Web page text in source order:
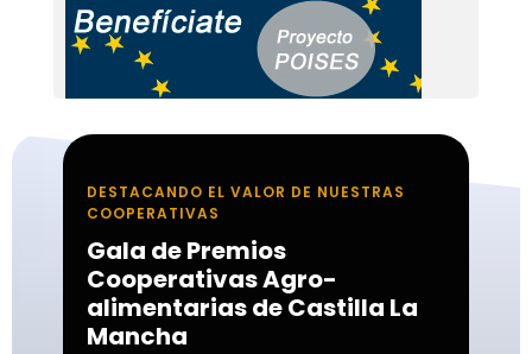
DESTACANDO EL VALOR DE NUESTRAS
COOPERATIVAS
Gala de Premios
Cooperativas Agro-
alimentarias de Castilla La
Mancha